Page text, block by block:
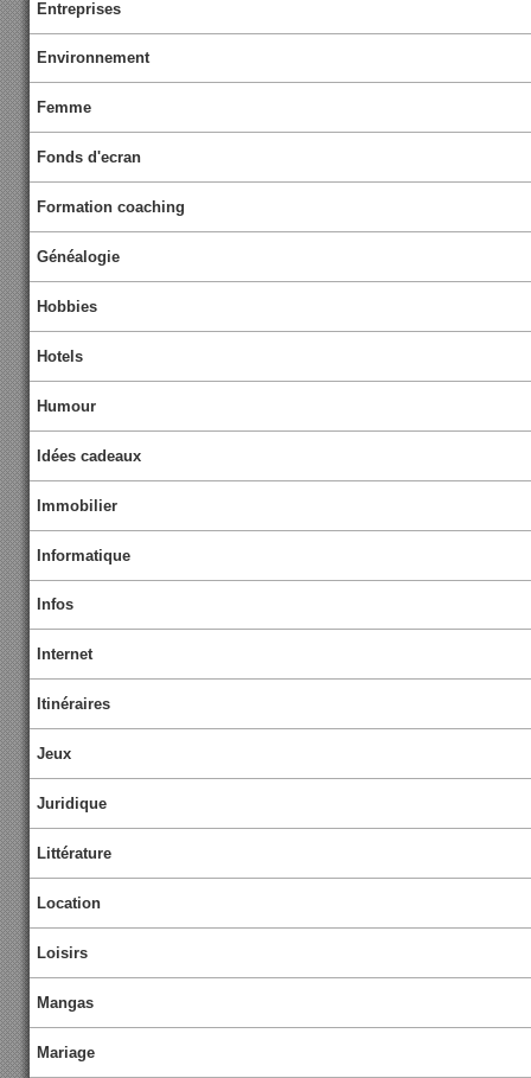
Entreprises
Environnement
Femme
Fonds d'ecran
Formation coaching
Généalogie
Hobbies
Hotels
Humour
Idées cadeaux
Immobilier
Informatique
Infos
Internet
Itinéraires
Jeux
Juridique
Littérature
Location
Loisirs
Mangas
Mariage